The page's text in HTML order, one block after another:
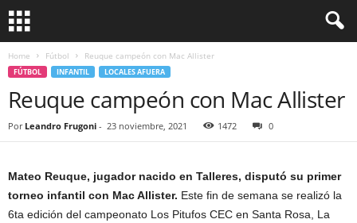
Home Fútbol Reuque campeón con Mac Allister
FÚTBOL INFANTIL LOCALES AFUERA
Reuque campeón con Mac Allister
Por Leandro Frugoni - 23 noviembre, 2021 1472 0
Mateo Reuque, jugador nacido en Talleres, disputó su primer
torneo infantil con Mac Allister. Este fin de semana se realizó la
6ta edición del campeonato Los Pitufos CEC en Santa Rosa, La